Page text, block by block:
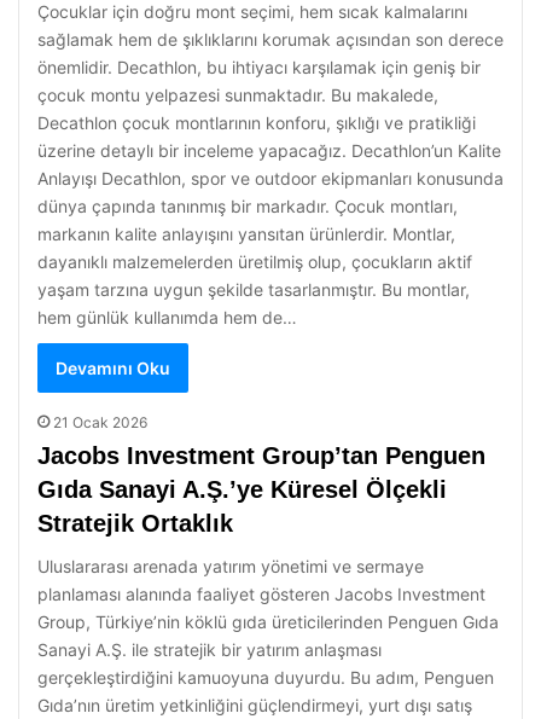
Çocuklar için doğru mont seçimi, hem sıcak kalmalarını
sağlamak hem de şıklıklarını korumak açısından son derece
önemlidir. Decathlon, bu ihtiyacı karşılamak için geniş bir
çocuk montu yelpazesi sunmaktadır. Bu makalede,
Decathlon çocuk montlarının konforu, şıklığı ve pratikliği
üzerine detaylı bir inceleme yapacağız. Decathlon’un Kalite
Anlayışı Decathlon, spor ve outdoor ekipmanları konusunda
dünya çapında tanınmış bir markadır. Çocuk montları,
markanın kalite anlayışını yansıtan ürünlerdir. Montlar,
dayanıklı malzemelerden üretilmiş olup, çocukların aktif
yaşam tarzına uygun şekilde tasarlanmıştır. Bu montlar,
hem günlük kullanımda hem de…
Devamını Oku
21 Ocak 2026
Jacobs Investment Group’tan Penguen
Gıda Sanayi A.Ş.’ye Küresel Ölçekli
Stratejik Ortaklık
Uluslararası arenada yatırım yönetimi ve sermaye
planlaması alanında faaliyet gösteren Jacobs Investment
Group, Türkiye’nin köklü gıda üreticilerinden Penguen Gıda
Sanayi A.Ş. ile stratejik bir yatırım anlaşması
gerçekleştirdiğini kamuoyuna duyurdu. Bu adım, Penguen
Gıda’nın üretim yetkinliğini güçlendirmeyi, yurt dışı satış